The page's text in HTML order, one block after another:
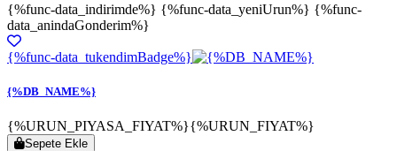
{%func-data_indirimde%} {%func-data_yeniUrun%} {%func-
data_anindaGonderim%}
{%func-data_tukendimBadge%}
{%DB_NAME%}
{%URUN_PIYASA_FIYAT%}{%URUN_FIYAT%}
Sepete Ekle